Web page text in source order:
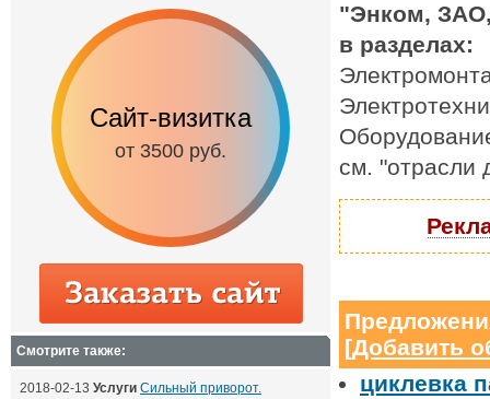
"Энком, ЗАО,
в разделах:
см. "отрасли
[Добавить
циклевка
Сайт-визитка
от 3500 руб.
Сайт с
от 6500 руб.
Смотрите также:
2018-02-13 Услуги Сильный приворот.